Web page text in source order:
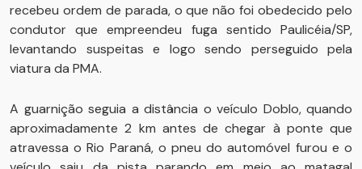
recebeu ordem de parada, o que não foi obedecido pelo
condutor que empreendeu fuga sentido Paulicéia/SP,
levantando suspeitas e logo sendo perseguido pela
viatura da PMA.
A guarnição seguia a distância o veículo Doblo, quando
aproximadamente 2 km antes de chegar à ponte que
atravessa o Rio Paraná, o pneu do automóvel furou e o